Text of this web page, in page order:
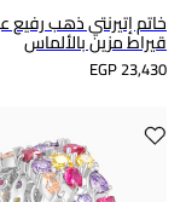
قيراط مزين بالألماس
EGP 23,430